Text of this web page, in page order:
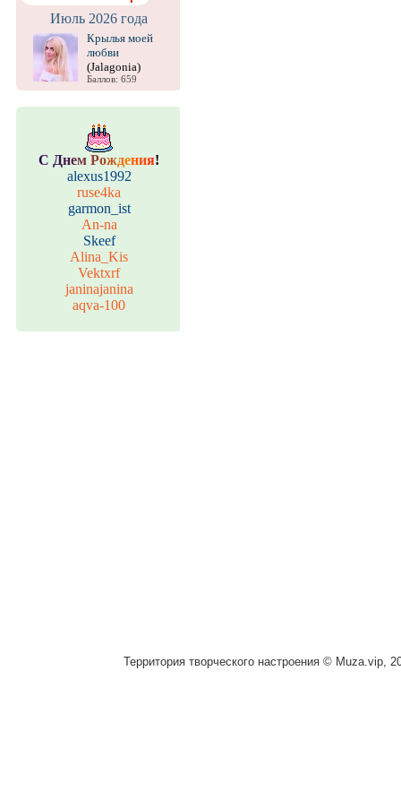
Июль 2026 года
Крылья моей
любви
(Jalagonia)
Баллов: 659
С Днем Рождения!
alexus1992
ruse4ka
garmon_ist
An-na
Skeef
Alina_Kis
Vektxrf
janinajanina
aqva-100
Территория творческого настроения © Muza.vip,